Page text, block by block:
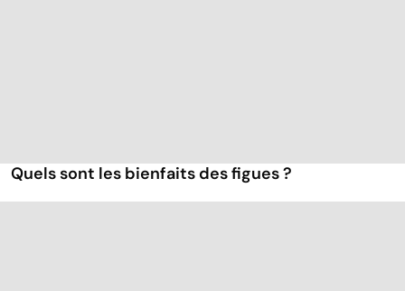
Quels sont les bienfaits des figues ?